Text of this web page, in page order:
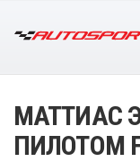
МАТТИАС
ПИЛОТОМ